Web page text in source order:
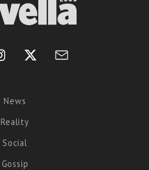
News
Reality
Social
Gossip